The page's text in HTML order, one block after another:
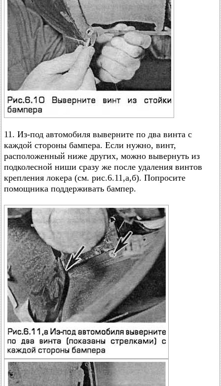
11. Из-под автомобиля выверните по два винта с
каждой стороны бампера. Если нужно, винт,
расположенный ниже других, можно вывернуть из
подколесной ниши сразу же после удаления винтов
крепления локера (см. рис.6.11,а,б). Попросите
помощника поддерживать бампер.